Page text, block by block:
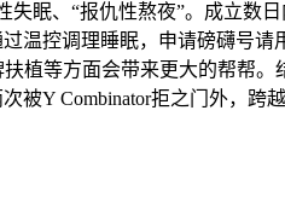
失眠、“报仇性熬夜”。成立
温控调理睡眠，申请磅礴号
植等方面会带来更大的帮帮
Y Combinator拒之门外，跨